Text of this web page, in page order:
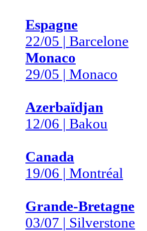
Espagne
22/05 | Barcelone
Monaco
29/05 | Monaco
Azerbaïdjan
12/06 | Bakou
Canada
19/06 | Montréal
Grande-Bretagne
03/07 | Silverstone